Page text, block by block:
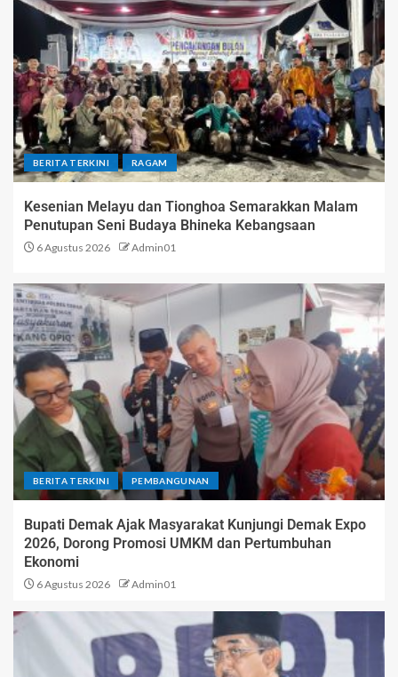
BERITA TERKINI RAGAM
Kesenian Melayu dan Tionghoa Semarakkan Malam
Penutupan Seni Budaya Bhineka Kebangsaan
6 Agustus 2026 Admin01
BERITA TERKINI PEMBANGUNAN
Bupati Demak Ajak Masyarakat Kunjungi Demak Expo
2026, Dorong Promosi UMKM dan Pertumbuhan
Ekonomi
6 Agustus 2026 Admin01